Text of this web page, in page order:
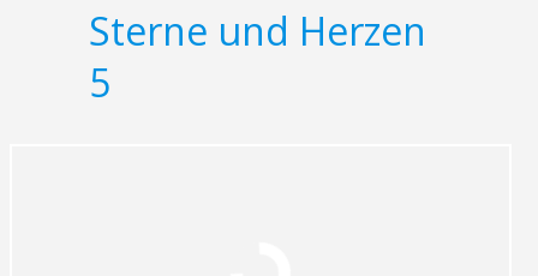
Sterne und Herzen
5